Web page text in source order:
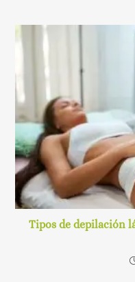
Tipos de depilación